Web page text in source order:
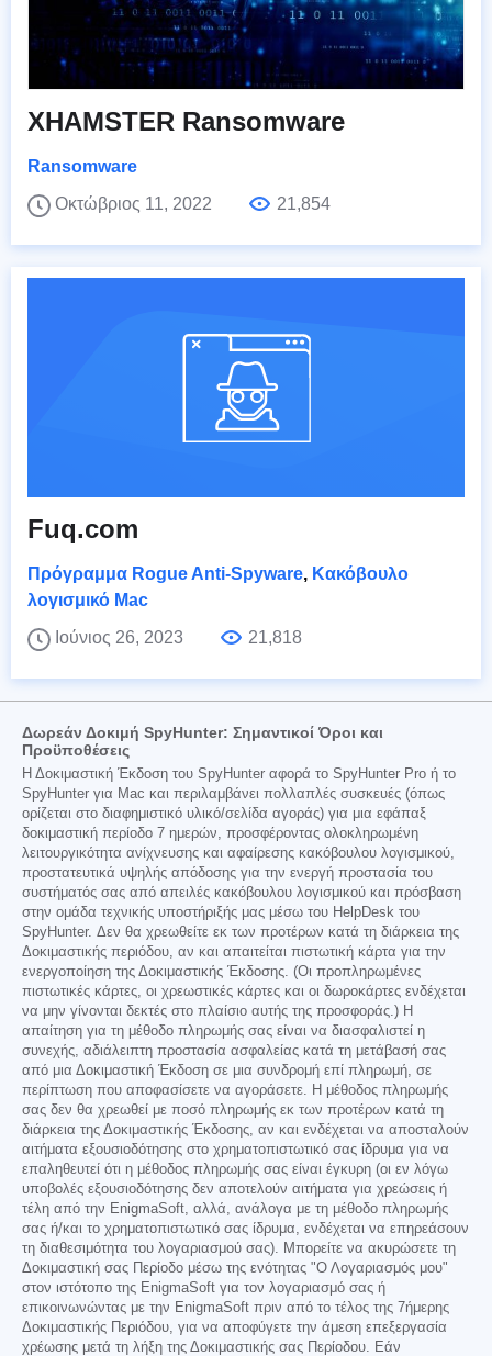
XHAMSTER Ransomware
Ransomware
Οκτώβριος 11, 2022
21,854
Fuq.com
Πρόγραμμα Rogue Anti-Spyware, Κακόβουλο
λογισμικό Mac
Ιούνιος 26, 2023
21,818
Δωρεάν Δοκιμή SpyHunter: Σημαντικοί Όροι και
Προϋποθέσεις
Η Δοκιμαστική Έκδοση του SpyHunter αφορά το SpyHunter Pro ή το
SpyHunter για Mac και περιλαμβάνει πολλαπλές συσκευές (όπως
ορίζεται στο διαφημιστικό υλικό/σελίδα αγοράς) για μια εφάπαξ
δοκιμαστική περίοδο 7 ημερών, προσφέροντας ολοκληρωμένη
λειτουργικότητα ανίχνευσης και αφαίρεσης κακόβουλου λογισμικού,
προστατευτικά υψηλής απόδοσης για την ενεργή προστασία του
συστήματός σας από απειλές κακόβουλου λογισμικού και πρόσβαση
στην ομάδα τεχνικής υποστήριξής μας μέσω του HelpDesk του
SpyHunter. Δεν θα χρεωθείτε εκ των προτέρων κατά τη διάρκεια της
Δοκιμαστικής περιόδου, αν και απαιτείται πιστωτική κάρτα για την
ενεργοποίηση της Δοκιμαστικής Έκδοσης. (Οι προπληρωμένες
πιστωτικές κάρτες, οι χρεωστικές κάρτες και οι δωροκάρτες ενδέχεται
να μην γίνονται δεκτές στο πλαίσιο αυτής της προσφοράς.) Η
απαίτηση για τη μέθοδο πληρωμής σας είναι να διασφαλιστεί η
συνεχής, αδιάλειπτη προστασία ασφαλείας κατά τη μετάβασή σας
από μια Δοκιμαστική Έκδοση σε μια συνδρομή επί πληρωμή, σε
περίπτωση που αποφασίσετε να αγοράσετε. Η μέθοδος πληρωμής
σας δεν θα χρεωθεί με ποσό πληρωμής εκ των προτέρων κατά τη
διάρκεια της Δοκιμαστικής Έκδοσης, αν και ενδέχεται να αποσταλούν
αιτήματα εξουσιοδότησης στο χρηματοπιστωτικό σας ίδρυμα για να
επαληθευτεί ότι η μέθοδος πληρωμής σας είναι έγκυρη (οι εν λόγω
υποβολές εξουσιοδότησης δεν αποτελούν αιτήματα για χρεώσεις ή
τέλη από την EnigmaSoft, αλλά, ανάλογα με τη μέθοδο πληρωμής
σας ή/και το χρηματοπιστωτικό σας ίδρυμα, ενδέχεται να επηρεάσουν
τη διαθεσιμότητα του λογαριασμού σας). Μπορείτε να ακυρώσετε τη
Δοκιμαστική σας Περίοδο μέσω της ενότητας "Ο Λογαριασμός μου"
στον ιστότοπο της EnigmaSoft για τον λογαριασμό σας ή
επικοινωνώντας με την EnigmaSoft πριν από το τέλος της 7ήμερης
Δοκιμαστικής Περιόδου, για να αποφύγετε την άμεση επεξεργασία
χρέωσης μετά τη λήξη της Δοκιμαστικής σας Περίοδου. Εάν